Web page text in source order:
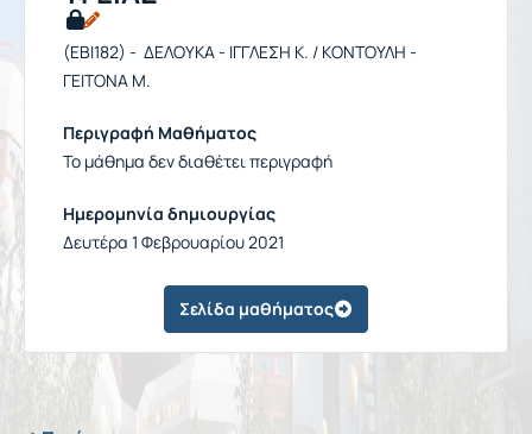
(EBI182) - ΔΕΛΟΥΚΑ - ΙΓΓΛΕΣΗ Κ. / ΚΟΝΤΟΥΛΗ -
ΓΕΙΤΟΝΑ Μ.
Περιγραφή Μαθήματος
Το μάθημα δεν διαθέτει περιγραφή
Ημερομηνία δημιουργίας
Δευτέρα 1 Φεβρουαρίου 2021
Σελίδα μαθήματος